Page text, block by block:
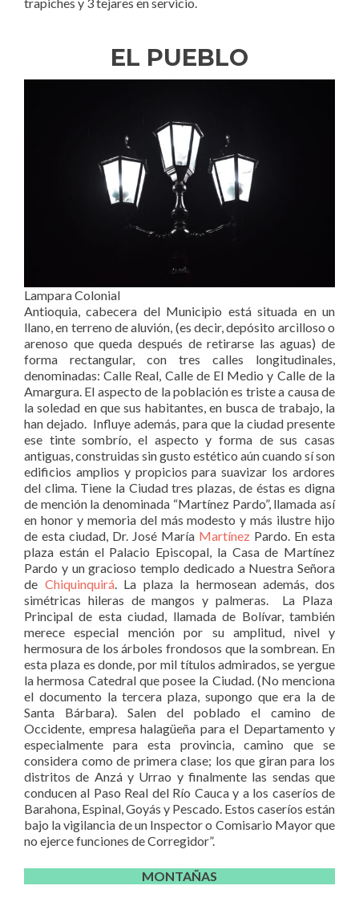
EL PUEBLO
Lampara Colonial
Antioquia, cabecera del Municipio está situada en un
llano, en terreno de aluvión, (es decir, depósito arcilloso o
arenoso que queda después de retirarse las aguas) de
forma rectangular, con tres calles longitudinales,
denominadas: Calle Real, Calle de El Medio y Calle de la
Amargura. El aspecto de la población es triste a causa de
la soledad en que sus habitantes, en busca de trabajo, la
han dejado. Influye además, para que la ciudad presente
ese tinte sombrío, el aspecto y forma de sus casas
antiguas, construidas sin gusto estético aún cuando sí son
edificios amplios y propicios para suavizar los ardores
del clima. Tiene la Ciudad tres plazas, de éstas es digna
de mención la denominada “Martínez Pardo”, llamada así
en honor y memoria del más modesto y más ilustre hijo
de esta ciudad, Dr. José María Martínez Pardo. En esta
plaza están el Palacio Episcopal, la Casa de Martínez
Pardo y un gracioso templo dedicado a Nuestra Señora
de Chiquinquirá. La plaza la hermosean además, dos
simétricas hileras de mangos y palmeras. La Plaza
Principal de esta ciudad, llamada de Bolívar, también
merece especial mención por su amplitud, nivel y
hermosura de los árboles frondosos que la sombrean. En
esta plaza es donde, por mil títulos admirados, se yergue
la hermosa Catedral que posee la Ciudad. (No menciona
el documento la tercera plaza, supongo que era la de
Santa Bárbara). Salen del poblado el camino de
Occidente, empresa halagüeña para el Departamento y
especialmente para esta provincia, camino que se
considera como de primera clase; los que giran para los
distritos de Anzá y Urrao y finalmente las sendas que
conducen al Paso Real del Río Cauca y a los caseríos de
Barahona, Espinal, Goyás y Pescado. Estos caseríos están
bajo la vigilancia de un Inspector o Comisario Mayor que
no ejerce funciones de Corregidor”.
MONTAÑAS